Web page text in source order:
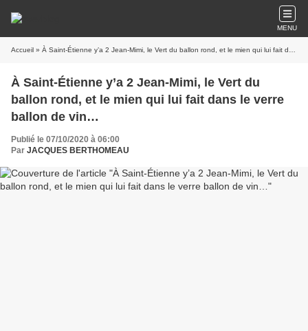
MENU
Accueil » À Saint-Étienne y’a 2 Jean-Mimi, le Vert du ballon rond, et le mien qui lui fait dans le verre ballon de vin…
À Saint-Étienne y’a 2 Jean-Mimi, le Vert du
ballon rond, et le mien qui lui fait dans le verre
ballon de vin…
Publié le 07/10/2020 à 06:00
Par JACQUES BERTHOMEAU